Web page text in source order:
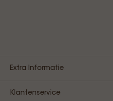
Extra Informatie
Klantenservice